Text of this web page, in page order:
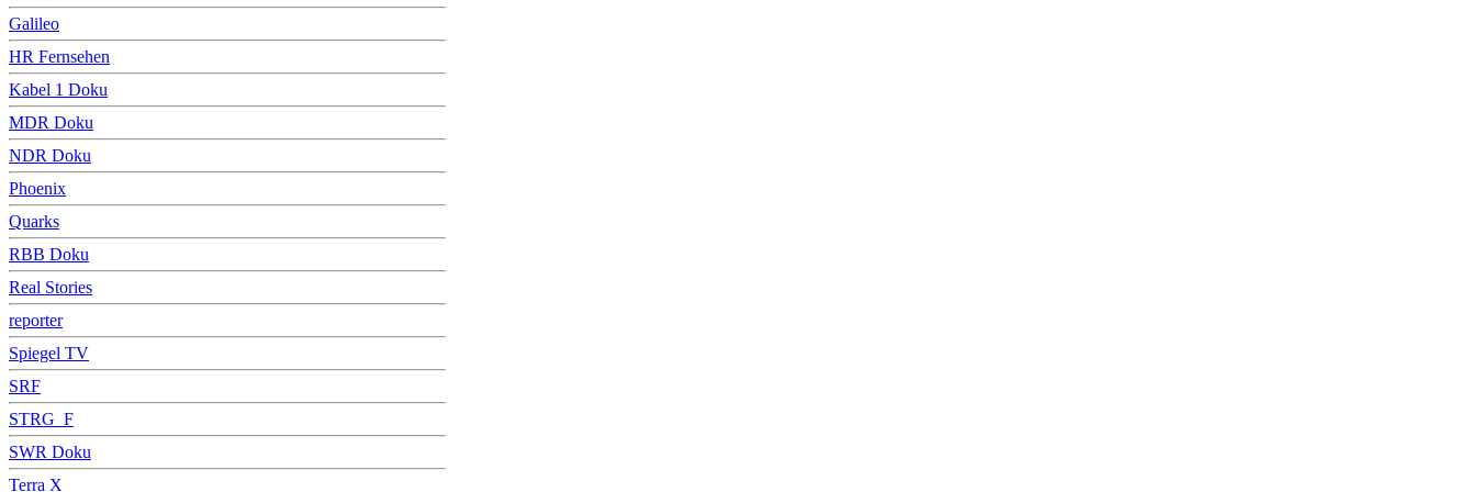
Galileo
HR Fernsehen
Kabel 1 Doku
MDR Doku
NDR Doku
Phoenix
Quarks
RBB Doku
Real Stories
reporter
Spiegel TV
SRF
STRG_F
SWR Doku
Terra X